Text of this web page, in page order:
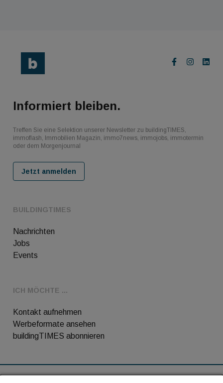
BUILDINGTIMES
Nachrichten
Jobs
Events
ICH MÖCHTE ...
Kontakt aufnehmen
Werbeformate ansehen
buildingTIMES abonnieren
Informiert bleiben.
Treffen Sie eine Selektion unserer Newsletter zu buildingTIMES,
immoflash, Immobilien Magazin, immo7news, immojobs, immotermin
oder dem Morgenjournal
Jetzt anmelden